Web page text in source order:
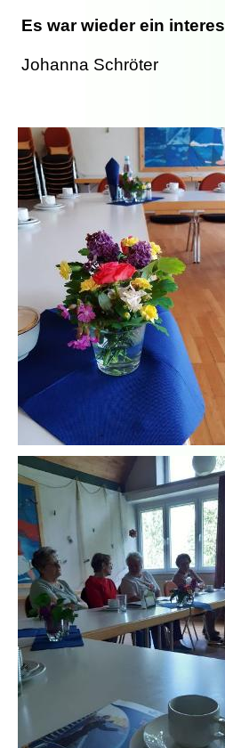
Es war wieder ein
Johanna Schröter